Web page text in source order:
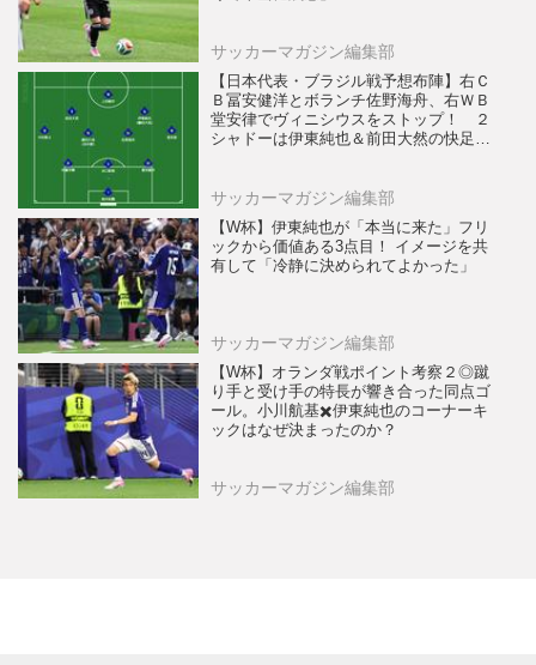
サッカーマガジン編集部
【日本代表・ブラジル戦予想布陣】右Ｃ
Ｂ冨安健洋とボランチ佐野海舟、右ＷＢ
堂安律でヴィニシウスをストップ！ ２
シャドーは伊東純也＆前田大然の快足コ
サッカーマガジン編集部
【W杯】伊東純也が「本当に来た」フリ
ックから価値ある3点目！ イメージを共
有して「冷静に決められてよかった」
サッカーマガジン編集部
【W杯】オランダ戦ポイント考察２◎蹴
り手と受け手の特長が響き合った同点ゴ
ール。小川航基✖️伊東純也のコーナーキ
ックはなぜ決まったのか？
サッカーマガジン編集部